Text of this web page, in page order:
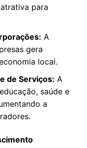
para
A
gera
local.
de Serviços: A
saúde e
a